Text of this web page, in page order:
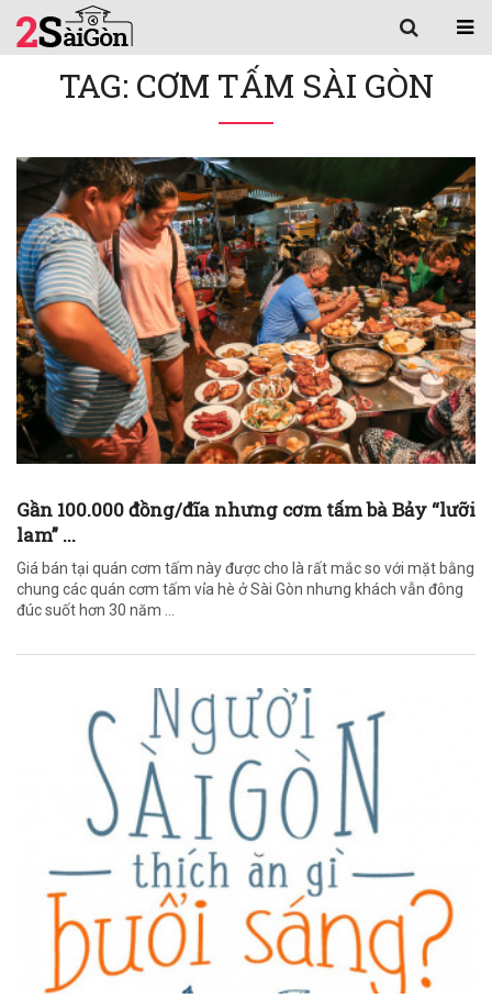
TAG: CƠM TẤM SÀI GÒN
Gần 100.000 đồng/đĩa nhưng cơm tấm bà Bảy “lưỡi
lam” ...
Giá bán tại quán cơm tấm này được cho là rất mắc so với mặt bằng
chung các quán cơm tấm vỉa hè ở Sài Gòn nhưng khách vẫn đông
đúc suốt hơn 30 năm ...